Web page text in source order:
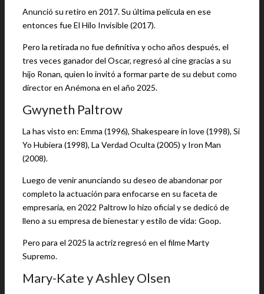
Anunció su retiro en 2017. Su última película en ese
entonces fue El Hilo Invisible (2017).
Pero la retirada no fue definitiva y ocho años después, el
tres veces ganador del Oscar, regresó al cine gracias a su
hijo Ronan, quien lo invitó a formar parte de su debut como
director en Anémona en el año 2025.
Gwyneth Paltrow
La has visto en: Emma (1996), Shakespeare in love (1998), Si
Yo Hubiera (1998), La Verdad Oculta (2005) y Iron Man
(2008).
Luego de venir anunciando su deseo de abandonar por
completo la actuación para enfocarse en su faceta de
empresaria, en 2022 Paltrow lo hizo oficial y se dedicó de
lleno a su empresa de bienestar y estilo de vida: Goop.
Pero para el 2025 la actriz regresó en el filme Marty
Supremo.
Mary-Kate y Ashley Olsen